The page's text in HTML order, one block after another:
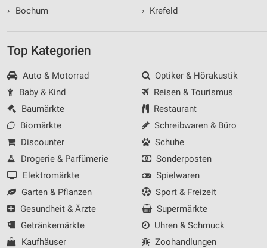
›
Bochum
› Krefeld
Top Kategorien
Auto & Motorrad
Baby & Kind
Baumärkte
Biomärkte
Discounter
Drogerie & Parfümerie
Elektromärkte
Garten & Pflanzen
Gesundheit & Ärzte
Getränkemärkte
Kaufhäuser
Optiker & Hörakustik
Reisen & Tourismus
Restaurant
Schreibwaren & Büro
Schuhe
Sonderposten
Spielwaren
Sport & Freizeit
Supermärkte
Uhren & Schmuck
Zoohandlungen